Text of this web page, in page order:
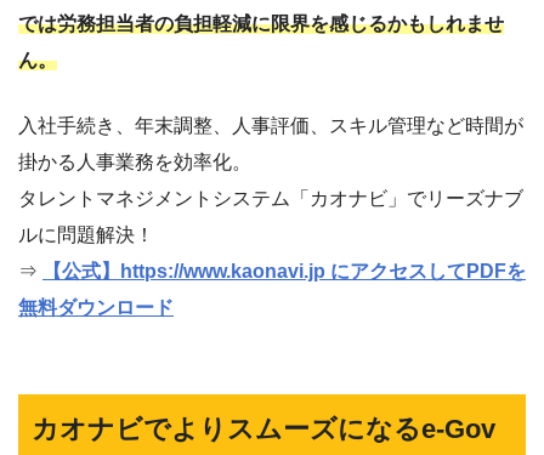
では労務担当者の負担軽減に限界を感じるかもしれませ
ん。
入社手続き、年末調整、人事評価、スキル管理など時間が
掛かる人事業務を効率化。
タレントマネジメントシステム「カオナビ」でリーズナブ
ルに問題解決！
⇒
【公式】https://www.kaonavi.jp にアクセスしてPDFを
無料ダウンロード
カオナビでよりスムーズになるe-Gov